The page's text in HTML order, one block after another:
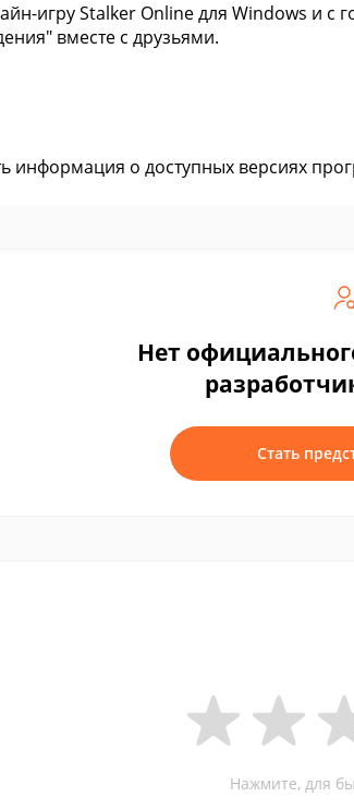
игру Stalker Online для Windows и с
вместе с друзьями.
информация о доступных версиях
Нет
Стать
Нажмите, для